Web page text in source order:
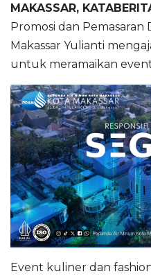
MAKASSAR,
Promosi dan Pemasaran
Makassar Yulianti
untuk meramaikan
Event kuliner dan